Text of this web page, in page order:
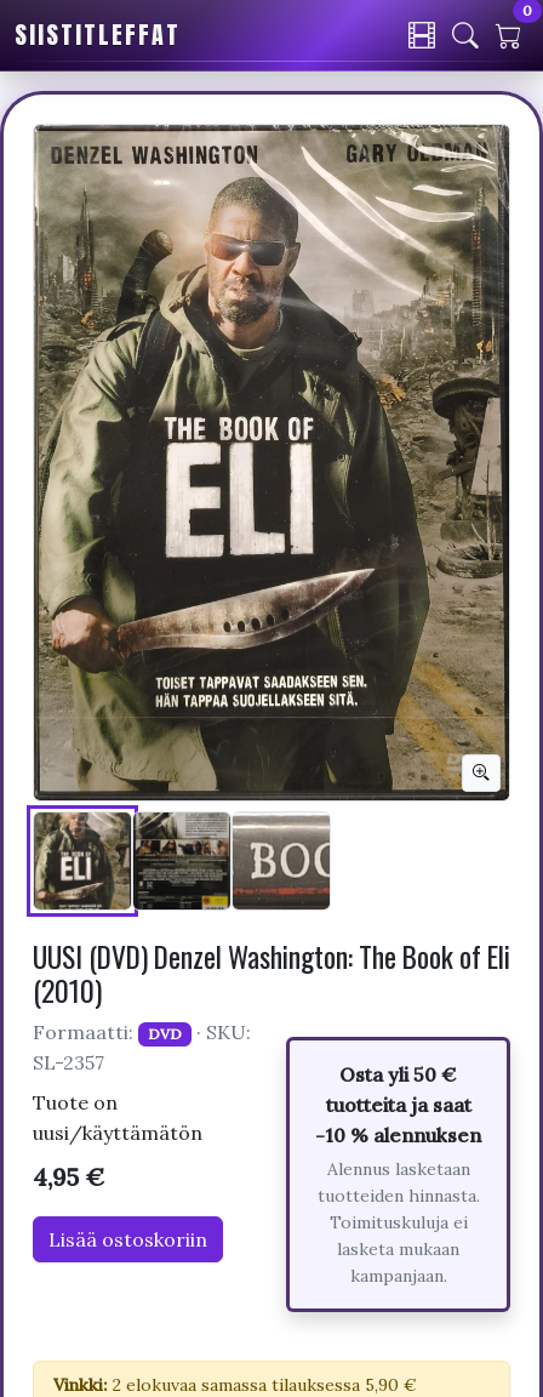
SIISTITLEFFAT
0
UUSI (DVD) Denzel Washington: The Book of Eli
(2010)
Formaatti: DVD · SKU:
SL-2357
Tuote on
uusi/käyttämätön
4,95 €
Lisää ostoskoriin
Osta yli 50 €
tuotteita ja saat
-10 % alennuksen
Alennus lasketaan
tuotteiden hinnasta.
Toimituskuluja ei
lasketa mukaan
kampanjaan.
Vinkki: 2 elokuvaa samassa tilauksessa 5,90 €